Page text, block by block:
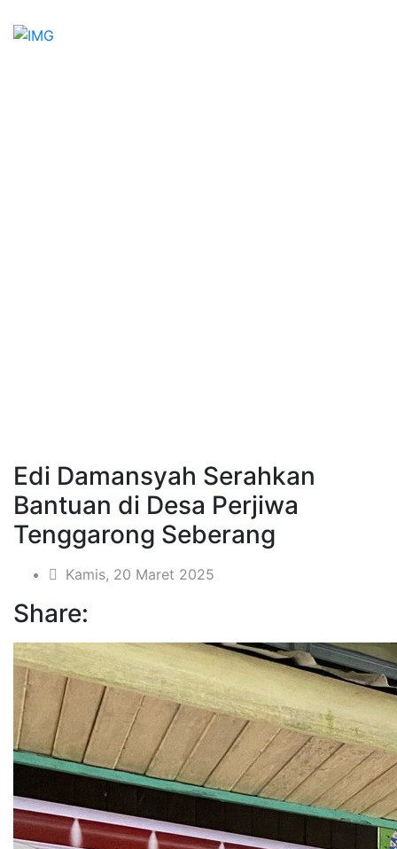
Edi Damansyah Serahkan
Bantuan di Desa Perjiwa
Tenggarong Seberang
Kamis, 20 Maret 2025
Share: